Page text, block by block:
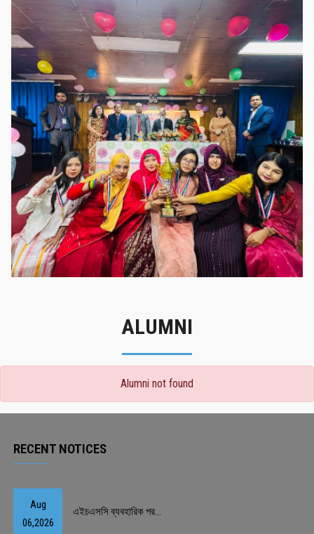
গৌরবের মুহূর্ত
গৌরবের মুহূর্ত
ALUMNI
Alumni not found
RECENT NOTICES
Aug
06,2026
এইচএসসি ব্যবহারিক পর...